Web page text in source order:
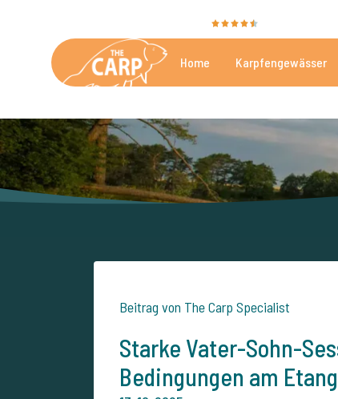
Home Karpfengewässer
Beitrag von The Carp Specialist
Starke Vater-Sohn-
Bedingungen am